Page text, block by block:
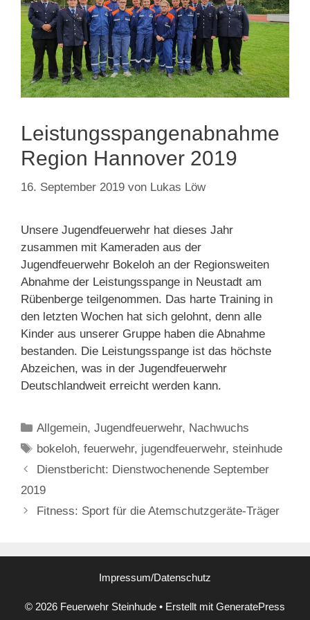
Leistungsspangenabnahme
Region Hannover 2019
16. September 2019 von Lukas Löw
Unsere Jugendfeuerwehr hat dieses Jahr
zusammen mit Kameraden aus der
Jugendfeuerwehr Bokeloh an der Regionsweiten
Abnahme der Leistungsspange in Neustadt am
Rübenberge teilgenommen. Das harte Training in
den letzten Wochen hat sich gelohnt, denn alle
Kinder aus unserer Gruppe haben die Abnahme
bestanden. Die Leistungsspange ist das höchste
Abzeichen, was in der Jugendfeuerwehr
Deutschlandweit erreicht werden kann.
Kategorien
Allgemein,Jugendfeuerwehr, Nachwuchs
Schlagwörter
bokeloh,feuerwehr, jugendfeuerwehr,steinhude
Dienstbericht: Dienstwochenende September
2019
Fitness: Sport für die Atemschutzgeräte-Träger
Impressum/Datenschutz
© 2026 Feuerwehr Steinhude • Erstellt mit GeneratePress